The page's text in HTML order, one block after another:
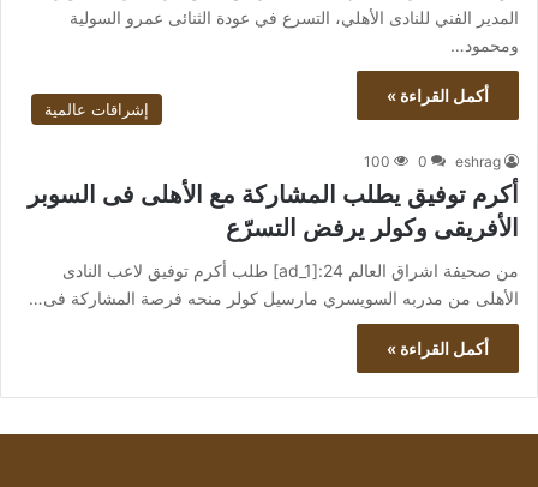
المدير الفني للنادى الأهلي، التسرع في عودة الثنائى عمرو السولية
ومحمود…
أكمل القراءة »
إشراقات عالمية
eshrag
0
100
أكرم توفيق يطلب المشاركة مع الأهلى فى السوبر
الأفريقى وكولر يرفض التسرّع
من صحيفة اشراق العالم 24:[ad_1] طلب أكرم توفيق لاعب النادى
الأهلى من مدربه السويسري مارسيل كولر منحه فرصة المشاركة فى…
أكمل القراءة »